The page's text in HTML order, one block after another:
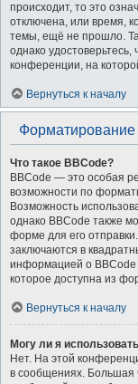
происходит, то это
отключена, или время,
темы, ещё не прошло.
однако
конференции, на
Вернуться к началу
Что такое BBCode?
BBCode — это особая
возможности по
Возможность
однако BBCode также
форме для его
заключаются в
информацией о BBCode
которое доступна из
Вернуться к началу
Могу ли я
Нет. На этой
в сообщениях. Большая